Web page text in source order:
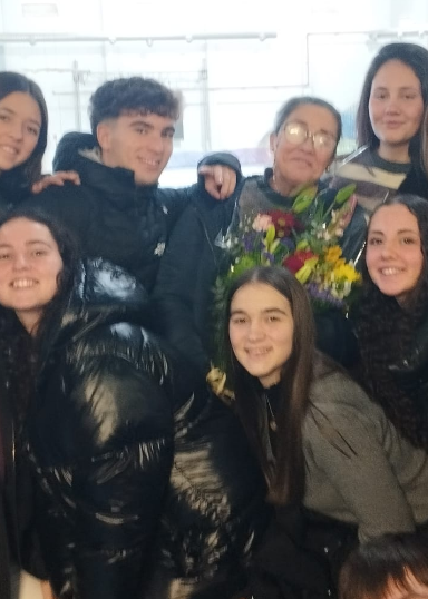
Vocación lasaliana